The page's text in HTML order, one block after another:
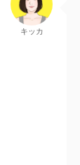
キッカ